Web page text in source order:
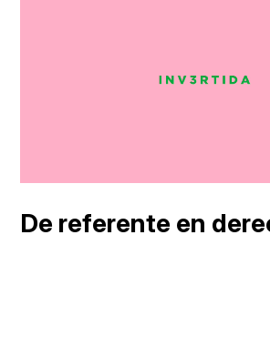
De referente en